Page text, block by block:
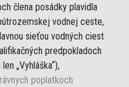
člena posádky plavidla
vodnej ceste,
sieťou vodných ciest
predpokladoch
„Vyhláška“),
poplatkoch